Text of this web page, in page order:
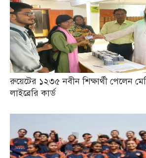
রুয়েটের ১২৩৫ নবীন শিক্ষার্থী পেলেন
লাইব্রেরি কার্ড